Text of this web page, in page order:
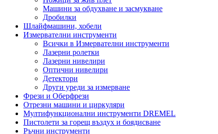
Машини за обдухване и засмукване
Дробилки
Шлайфмашини, хобели
Измервателни инструменти
Всички в Измервателни инструменти
Лазерни ролетки
Лазерни нивелири
Оптични нивелири
Детектори
Други уреди за измерване
Фрези и Оберфрези
Отрезни машини и циркуляри
Мултифункционални инструменти DREMEL
Пистолети за горещ въздух и боядисване
Ръчни инструменти